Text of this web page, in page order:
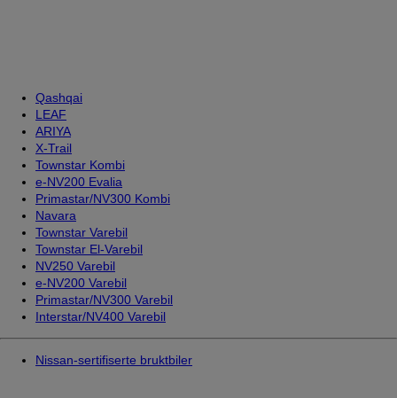
Qashqai
LEAF
ARIYA
X-Trail
Townstar Kombi
e-NV200 Evalia
Primastar/NV300 Kombi
Navara
Townstar Varebil
Townstar El-Varebil
NV250 Varebil
e-NV200 Varebil
Primastar/NV300 Varebil
Interstar/NV400 Varebil
Nissan-sertifiserte bruktbiler